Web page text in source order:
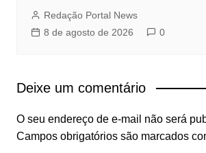
Redação Portal News
8 de agosto de 2026
0
Deixe um comentário
O seu endereço de e-mail não será
Campos obrigatórios são marcados